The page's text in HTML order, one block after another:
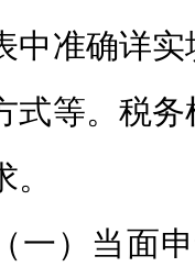
中准确详
式等。税
（一）当面